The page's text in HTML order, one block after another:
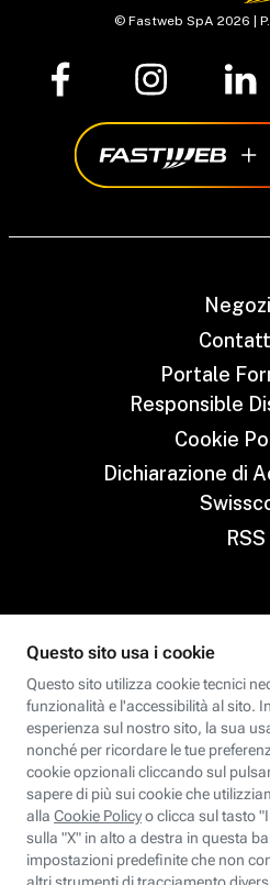
© Fastweb SpA 2026 |
Negozi
Portale
Responsible
Cookie
Dichiarazione di
RSS